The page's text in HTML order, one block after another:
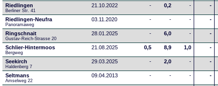
Riedlingen
Berliner Str. 41
21.10.2022 - 0,2 - -
Riedlingen-Neufra
Panoramaweg
03.11.2020 - - - -
Ringschnait
Gustav-Reich-Strasse 20
28.01.2025 - 6,0 - -
Schlier-Hintermoos
Bergweg
21.08.2025 0,5 8,9 1,0 -
Seekirch
Haldenberg 7
29.03.2025 - 2,0 - -
Seltmans
Amselweg 22
09.04.2013 - - - -